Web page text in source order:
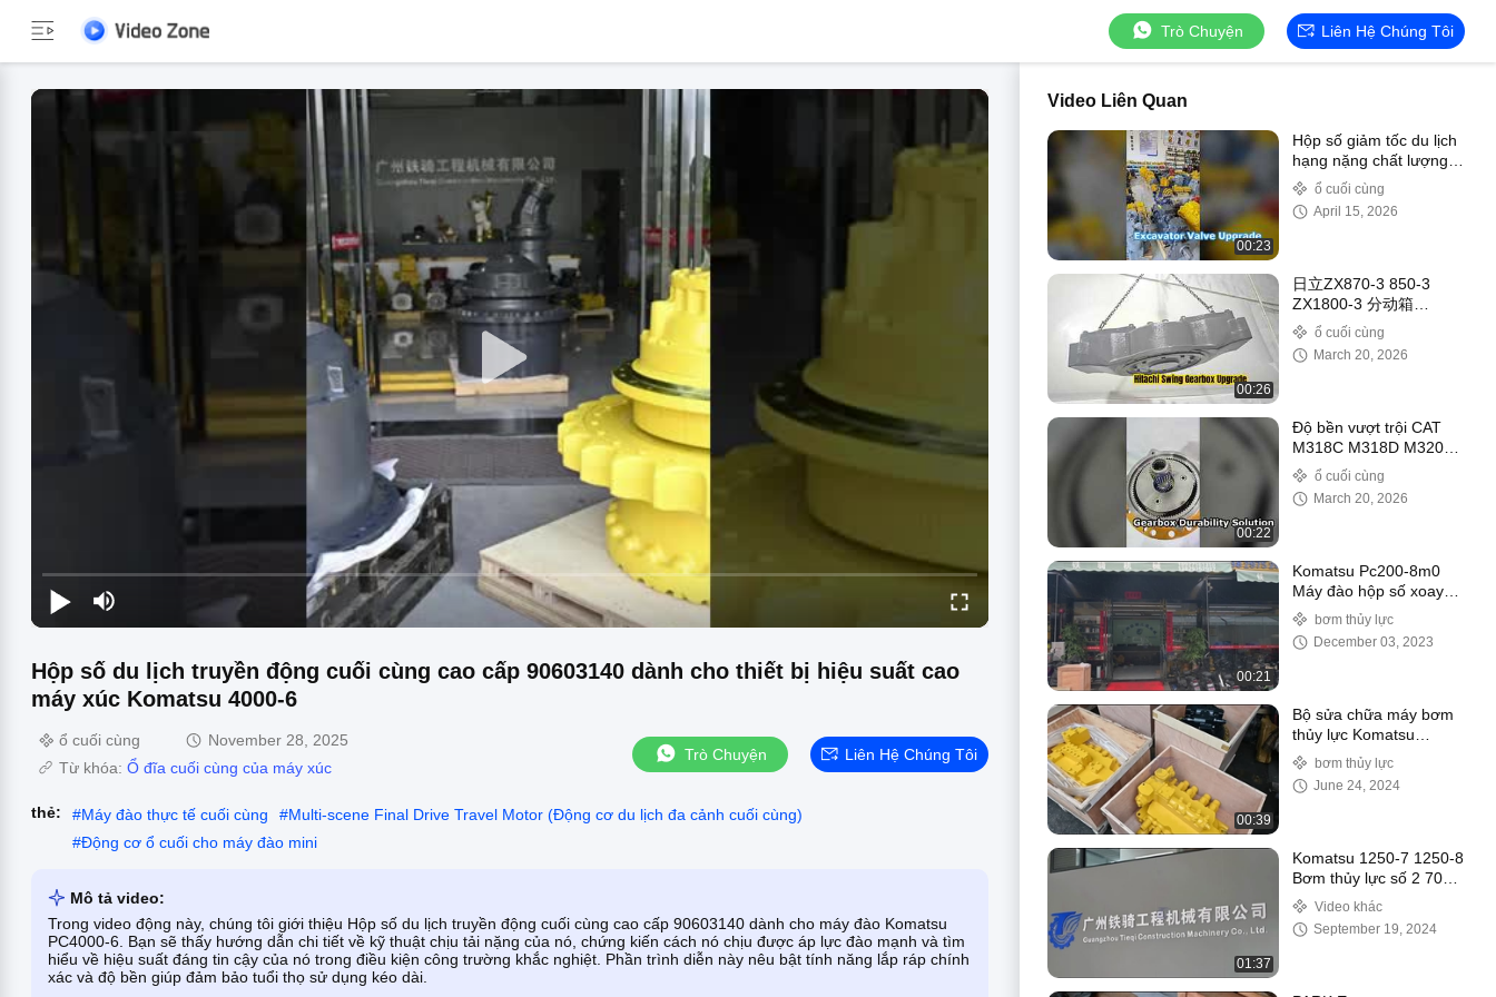
Trò Chuyện Liên Hệ Chúng Tôi
Hộp số du lịch truyền động cuối cùng cao cấp 90603140 dành cho thiết bị hiệu suất cao
máy xúc Komatsu 4000-6
ổ cuối cùng
November 28, 2025
Từ khóa: Ổ đĩa cuối cùng của máy xúc
Trò Chuyện Liên Hệ Chúng Tôi
thẻ: #Máy đào thực tế cuối cùng #Multi-scene Final Drive Travel Motor (Động cơ du lịch đa cảnh cuối cùng)
#Động cơ ổ cuối cho máy đào mini
Mô tả video:
Trong video động này, chúng tôi giới thiệu Hộp số du lịch truyền động cuối cùng cao cấp 90603140 dành cho máy đào Komatsu
PC4000-6. Bạn sẽ thấy hướng dẫn chi tiết về kỹ thuật chịu tải nặng của nó, chứng kiến ​​cách nó chịu được áp lực đào mạnh và tìm
hiểu về hiệu suất đáng tin cậy của nó trong điều kiện công trường khắc nghiệt. Phần trình diễn này nêu bật tính năng lắp ráp chính
xác và độ bền giúp đảm bảo tuổi thọ sử dụng kéo dài.
Video Liên Quan
00:23
Hộp số giảm tốc du lịch
hạng nặng chất lượng
cao 9270013 9301480
4688059 Ổ đĩa cuối
cùng Fit EX1200-6 ZX
ổ cuối cùng
April 15, 2026
00:26
日立ZX870-3 850-3
ZX1800-3 分动箱
9249785 9276421
ổ cuối cùng
March 20, 2026
00:22
Độ bền vượt trội CAT
M318C M318D M320D
M322C Máy xúc Hộp số
xoay 1527372 1111858
3682783 152
ổ cuối cùng
March 20, 2026
00:21
Komatsu Pc200-8m0
Máy đào hộp số xoay
706-7g-01140 706-7g-
01170 706-7g-71141
bơm thủy lực
December 03, 2023
00:39
Bộ sửa chữa máy bơm
thủy lực Komatsu
PC850 PC1250 PC2000
PC3000
bơm thủy lực
June 24, 2024
01:37
Komatsu 1250-7 1250-8
Bơm thủy lực số 2 708-
2L-00522 708-2L-
01622
Video khác
September 19, 2024